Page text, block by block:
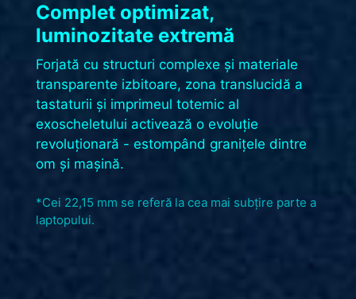
Complet optimizat,
luminozitate extremă
Forjată cu structuri complexe și materiale
transparente izbitoare, zona translucidă a
tastaturii și imprimeul totemic al
exoscheletului activează o evoluție
revoluționară - estompând granițele dintre
om și mașină.​
*Cei 22,15 mm se referă la cea mai subțire parte a
laptopului.